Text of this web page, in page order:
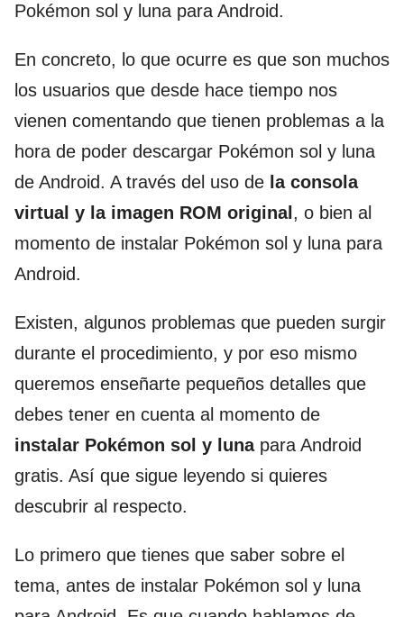
Pokémon sol y luna para Android.
En concreto, lo que ocurre es que son muchos
los usuarios que desde hace tiempo nos
vienen comentando que tienen problemas a la
hora de poder descargar Pokémon sol y luna
de Android. A través del uso de la consola
virtual y la imagen ROM original , o bien al
momento de instalar Pokémon sol y luna para
Android.
Existen, algunos problemas que pueden surgir
durante el procedimiento, y por eso mismo
queremos enseñarte pequeños detalles que
debes tener en cuenta al momento de
instalar Pokémon sol y lunapara Android
gratis. Así que sigue leyendo si quieres
descubrir al respecto.
Lo primero que tienes que saber sobre el
tema, antes de instalar Pokémon sol y luna